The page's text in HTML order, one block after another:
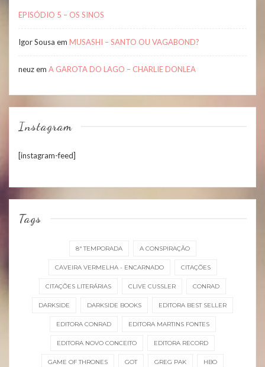
EPISÓDIO 5 – OS SINOS
Igor Sousa em MUSASHI – SANTO OU VAGABOND?
neuzem A GAROTA DO LAGO – CHARLIE DONLEA
Instagram
[instagram-feed]
Tags
8ª TEMPORADA A CONSPIRAÇÃO
CAVEIRA VERMELHA - ENCARNADO CITAÇÕES
CITAÇÕES LITERÁRIAS CLIVE CUSSLER CONRAD
DARKSIDE DARKSIDE BOOKS EDITORA BEST SELLER
EDITORA CONRAD EDITORA MARTINS FONTES
EDITORA NOVO CONCEITO EDITORA RECORD
GAME OF THRONES GOT GREG PAK HBO